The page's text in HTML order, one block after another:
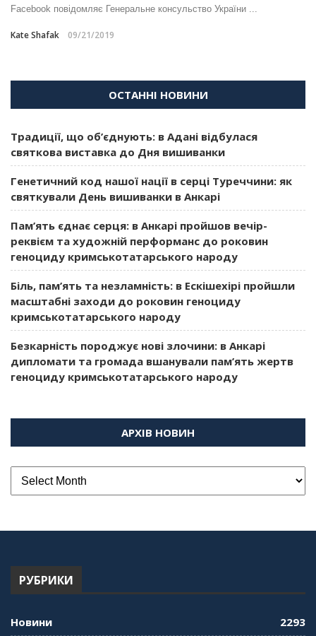
Facebook повідомляє Генеральне консульство України ...
Kate Shafak 09/21/2019
ОСТАННІ НОВИНИ
Традиції, що об’єднують: в Адані відбулася
святкова виставка до Дня вишиванки
Генетичний код нашої нації в серці Туреччини: як
святкували День вишиванки в Анкарі
Пам’ять єднає серця: в Анкарі пройшов вечір-
реквієм та художній перформанс до роковин
геноциду кримськотатарського народу
Біль, пам’ять та незламність: в Ескішехірі пройшли
масштабні заходи до роковин геноциду
кримськотатарського народу
Безкарність породжує нові злочини: в Анкарі
дипломати та громада вшанували пам’ять жертв
геноциду кримськотатарського народу
АРХІВ НОВИН
РУБРИКИ
Новини
2293